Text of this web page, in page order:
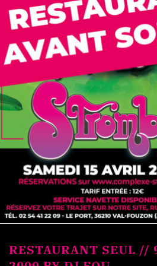
RESTAURANT SEUL //